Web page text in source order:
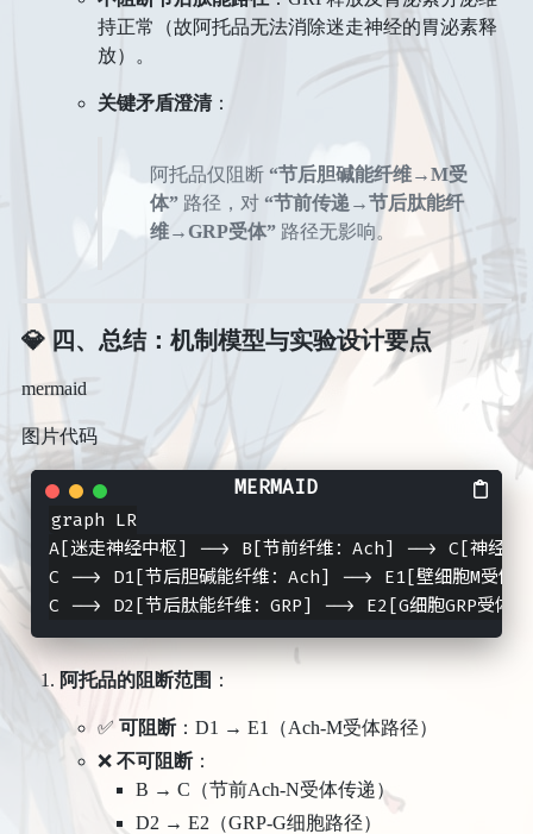
持正常（故阿托品无法消除迷走神经的胃泌素释
放）。
关键矛盾澄清​：
阿托品仅阻断 ​ ​“节后胆碱能纤维→M受
体”​​ 路径，对 ​ ​“节前传递→节后肽能纤
维→GRP受体”​​ 路径无影响。
💎 四、总结：机制模型与实验设计要点
mermaid
图片代码
graph LR
A[迷走神经中枢] --> B[节前纤维：Ach] --> C[神经节
C --> D1[节后胆碱能纤维：Ach] --> E1[壁细胞M受
阿托品的阻断范围 ​：
✅ ​ 可阻断​：D1 → E1（Ach-M受体路径）
❌ ​ 不可阻断​：
B → C（节前Ach-N受体传递）
D2 → E2（GRP-G细胞路径）